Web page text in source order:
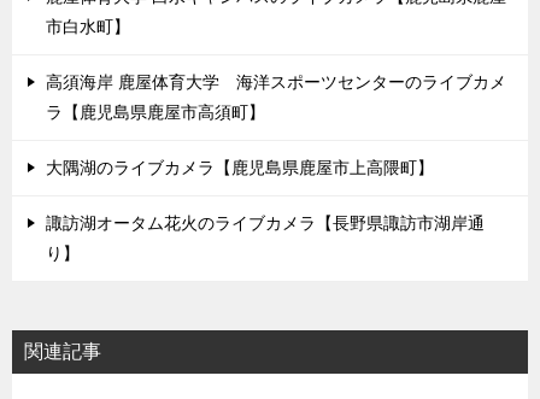
市白水町】
高須海岸 鹿屋体育大学 海洋スポーツセンターのライブカメ
ラ【鹿児島県鹿屋市高須町】
大隅湖のライブカメラ【鹿児島県鹿屋市上高隈町】
諏訪湖オータム花火のライブカメラ【長野県諏訪市湖岸通
り】
関連記事